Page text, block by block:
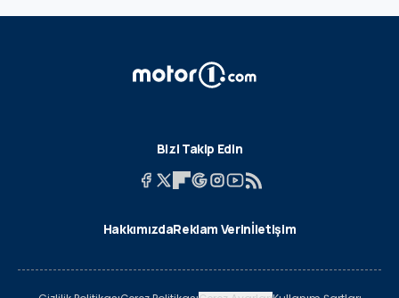
Bizi Takip Edin
HakkımızdaReklam Verinİletişim